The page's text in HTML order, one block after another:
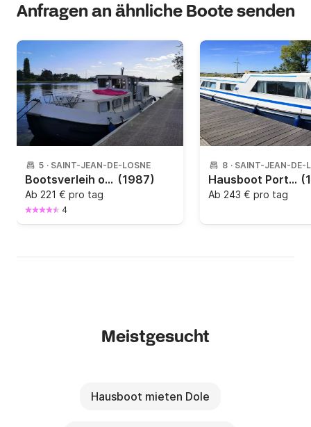
Anfragen an ähnliche Boote senden
5 · SAINT-JEAN-DE-LOSNE
Bootsverleih ohne Führerschein in Burgund (1987)
Ab 221 € pro tag
4
8 · SAINT-JEAN-DE-
Hausboot Porter Haylett FB1325
Ab 243 € pro tag
Meistgesucht
Hausboot mieten Dole